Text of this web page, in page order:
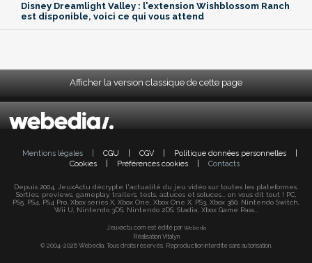
Disney Dreamlight Valley : l'extension Wishblossom Ranch
est disponible, voici ce qui vous attend
Afficher la version classique de cette page
Mentions légales CGU CGV Politique données personnelles
Cookies
Préférences cookies Contacts
Depuis 2004, JeuxActu décrypte l'actualité du jeu vidéo sur toutes les plateformes.
Sorties, previews, gameplay, trailers, tests, astuces et soluces... on vous dit tout ! PC,
PS5, PS4, PS4 Pro, Xbox series X, Xbox One, Xbox One X, PS3, Xbox 360, Nintendo Switch,
Wii U, Nintendo 3DS, Nintendo 2DS, Stadia, Xbox Game Pass...
Jeuxactu.com est édité par Webedia
Réalisation Vitalyn
© 2004-2026 Webedia. Tous droits réservés. Reproduction interdite sans autorisation.